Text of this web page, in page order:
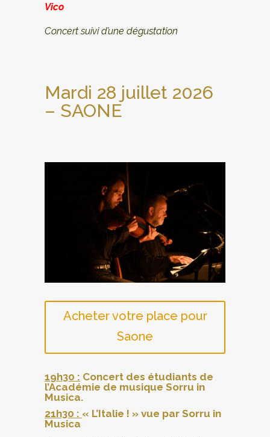
Vico
Concert suivi d’une dégustation
Mardi 28 juillet 2026
– SAONE
Acheter votre place pour
Saone
19h30 : Concert des étudiants de
l’Académie de musique Sorru in
Musica.
21h30 : « L’Italie ! » vue par Sorru in
Musica